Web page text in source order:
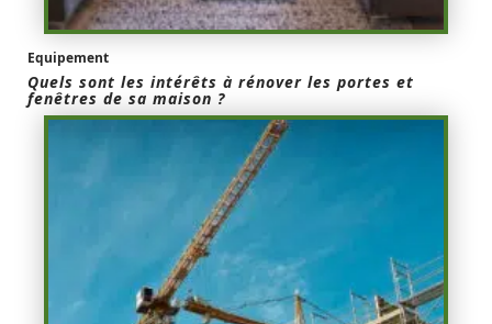
Equipement
Quels sont les intérêts à rénover les portes et
fenêtres de sa maison ?